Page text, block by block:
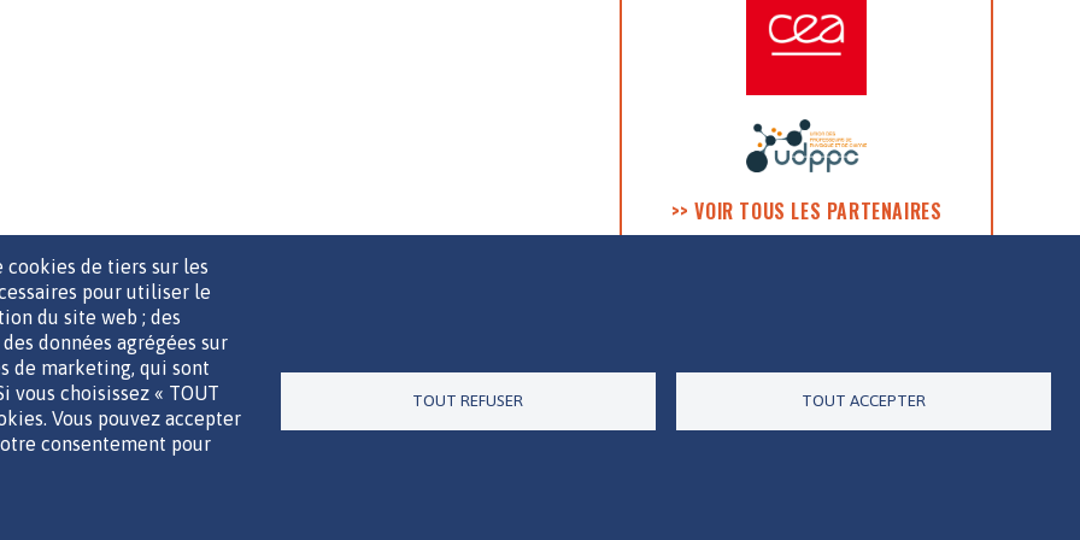
>> VOIR TOUS LES PARTENAIRES
DE COMMUNICATION
Un site de la
cookies de tiers sur les
pour utiliser le
du site web ; des
données agrégées sur
de marketing, qui sont
vous choisissez « TOUT
Vous pouvez accepter
consentement pour
TOUT REFUSER TOUT ACCEPTER